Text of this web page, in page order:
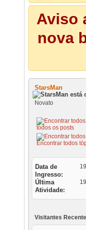
Aviso
nova
StarsMan
Novato
todos os posts
Encontrar todos
Data de
Ingresso
Última
Atividade
Visitantes